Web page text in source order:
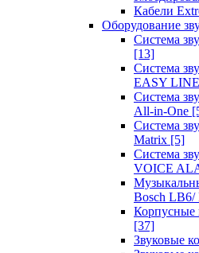
Кабели
Оборудование
Система
[13]
Система
EASY LINE
Система
All-in-One
Система
Matrix [5]
Система
VOICE
Bosch LB6/
Корпусные
[37]
Звуковые